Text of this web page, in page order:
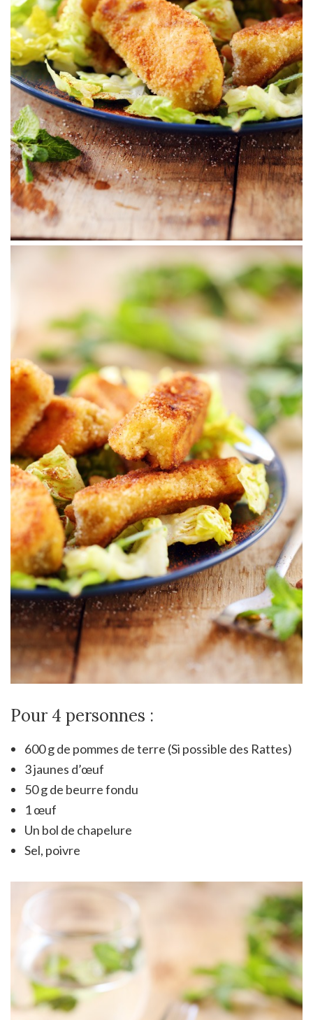
Pour 4 personnes :
600 g de pommes de terre (Si possible des Rattes)
3 jaunes d’œuf
50 g de beurre fondu
1 œuf
Un bol de chapelure
Sel, poivre